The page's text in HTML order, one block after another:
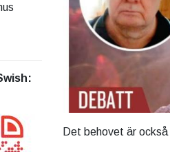
:
Det behovet är